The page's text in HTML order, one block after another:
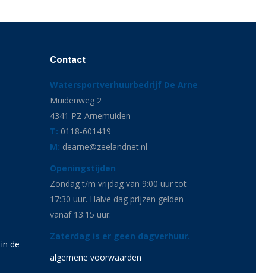
de
Contact
Watersportverhuurbedrijf De Arne
Muidenweg 2
4341 PZ Arnemuiden
T: 0118-601419
M: dearne@zeelandnet.nl
Openingstijden
Zondag t/m vrijdag van 9:00 uur tot
17:30 uur. Halve dag prijzen gelden
vanaf 13:15 uur.
Zaterdag is er geen dagverhuur.
algemene voorwaarden